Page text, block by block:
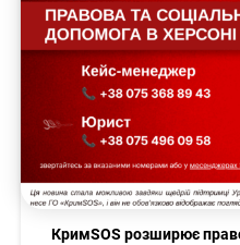
КримSOS розширює